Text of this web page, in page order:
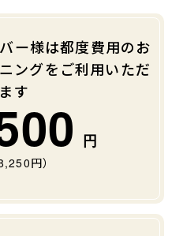
店舗情報・サービス
店舗へのお問い合わせ
料金のご案内
入会方法
店舗へのお問い合わせ
JOYFIT YOGA
ー様は都度費用のお
ングをご利用いただ
す
円）